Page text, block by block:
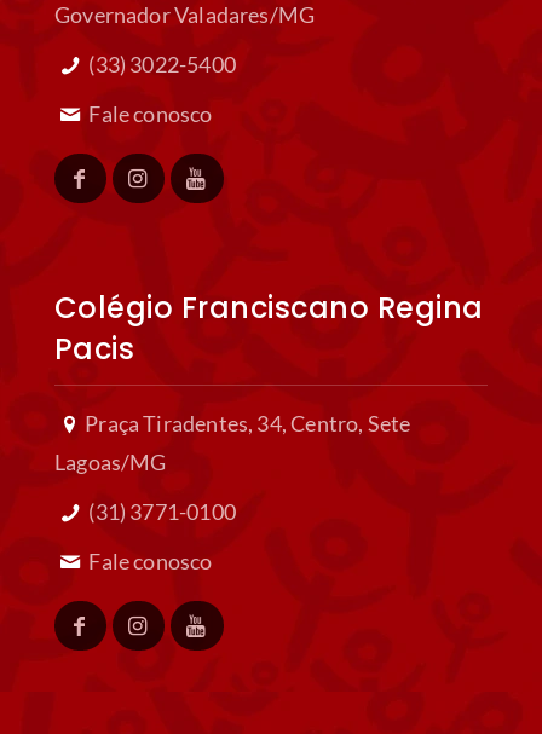
Governador Valadares/MG
(33) 3022-5400
Fale conosco
Colégio Franciscano Regina
Pacis
Praça Tiradentes, 34, Centro, Sete
Lagoas/MG
(31) 3771-0100
Fale conosco